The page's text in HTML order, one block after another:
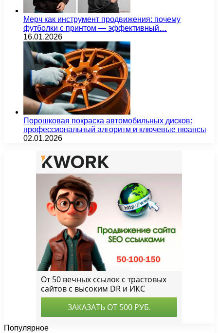
Мерч как инструмент продвижения: почему
футболки с принтом — эффективный…
16.01.2026
Порошковая покраска автомобильных дисков:
профессиональный алгоритм и ключевые нюансы
02.01.2026
Популярное